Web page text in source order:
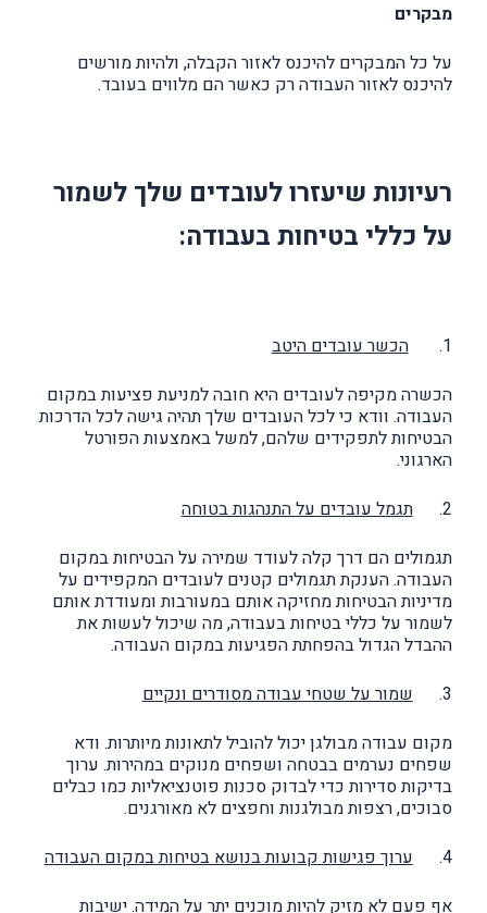
מבקרים
על כל המבקרים להיכנס לאזור הקבלה, ולהיות מורשים
להיכנס לאזור העבודה רק כאשר הם מלווים בעובד.
רעיונות שיעזרו לעובדים שלך לשמור
על כללי בטיחות בעבודה:
1.
הכשר עובדים היטב
הכשרה מקיפה לעובדים היא חובה למניעת פציעות במקום
העבודה. וודא כי לכל העובדים שלך תהיה גישה לכל הדרכות
הבטיחות לתפקידים שלהם, למשל באמצעות הפורטל
הארגוני.
2.
תגמל עובדים על התנהגות בטוחה
תגמולים הם דרך קלה לעודד שמירה על הבטיחות במקום
העבודה. הענקת תגמולים קטנים לעובדים המקפידים על
מדיניות הבטיחות מחזיקה אותם במעורבות ומעודדת אותם
לשמור על כללי בטיחות בעבודה, מה שיכול לעשות את
ההבדל הגדול בהפחתת הפגיעות במקום העבודה.
3.
שמור על שטחי עבודה מסודרים ונקיים
מקום עבודה מבולגן יכול להוביל לתאונות מיותרות. ודא
שפחים נערמים בבטחה ושפחים מנוקים במהירות. ערוך
בדיקות סדירות כדי לבדוק סכנות פוטנציאליות כמו כבלים
סבוכים, רצפות מבולגנות וחפצים לא מאורגנים.
4.
ערוך פגישות קבועות בנושא בטיחות במקום העבודה
אף פעם לא מזיק להיות מוכנים יתר על המידה. ישיבות